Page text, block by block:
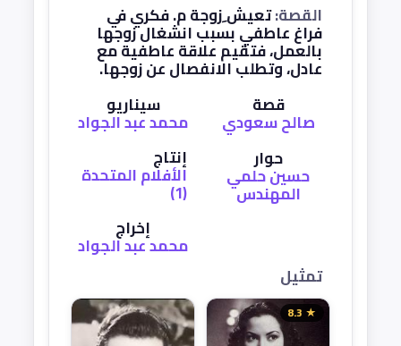
القصة:تعيش ِزوجة م. فكري في
فراغ عاطفي بسبب انشغال زوجها
بالعمل، فتقيم علاقة عاطفية مع
عادل، وتطلب الانفصال عن زوجها.
قصة
صالح سعودي
سيناريو
محمد عبد الجواد
حوار
حسين حلمي
المهندس
إنتاج
الأفلام المتحدة
(1)
إخراج
محمد عبد الجواد
تمثيل
★ 8.3